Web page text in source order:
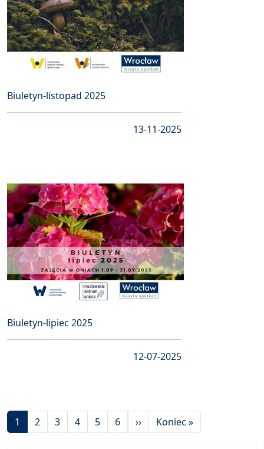
Biuletyn-listopad 2025
13-11-2025
Biuletyn-lipiec 2025
12-07-2025
Stronicowanie
1 2 3 4 5 6 ››Następna strona
Koniec »Ostatnia strona